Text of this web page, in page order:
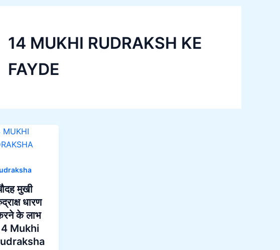
14 MUKHI RUDRAKSH KE
FAYDE
मुखी
धारण
के लाभ
Mukhi